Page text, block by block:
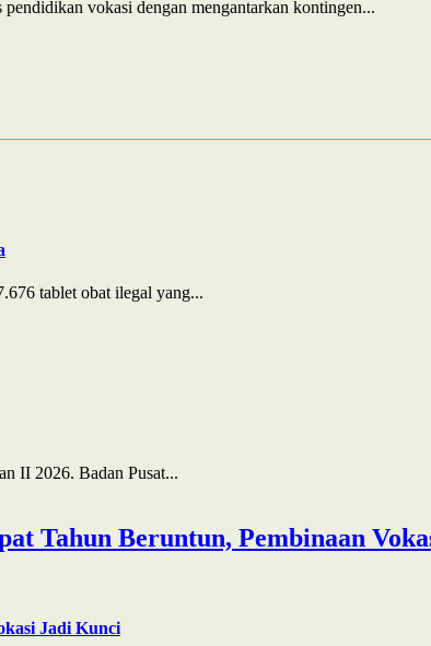
vokasi dengan mengantarkan kontingen...
tablet obat ilegal yang...
II 2026. Badan Pusat...
Tahun Beruntun, Pembinaan
Jadi Kunci